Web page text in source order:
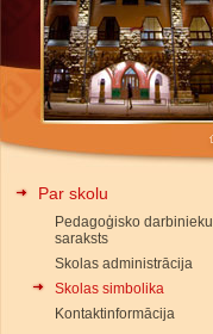
Par skolu
Pedagoģisko darbinieku
saraksts
Skolas administrācija
Skolas simbolika
Kontaktinformācija